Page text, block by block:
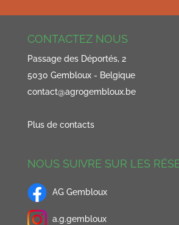
CONTACTEZ NOUS
Passage des Déportés, 2
5030 Gembloux - Belgique
contact@agrogembloux.be
Plus de contacts
NOUS SUIVRE SUR LES
AG Gembloux
a.g.gembloux